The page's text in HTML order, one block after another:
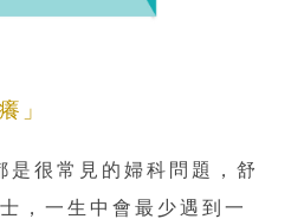
」
是很常見的婦科問題，舒
，一生中會最少遇到一